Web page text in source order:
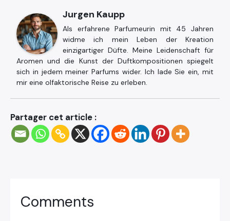
Jurgen Kaupp
Als erfahrene Parfumeurin mit 45 Jahren
widme ich mein Leben der Kreation
einzigartiger Düfte. Meine Leidenschaft für
Aromen und die Kunst der Duftkompositionen spiegelt
sich in jedem meiner Parfums wider. Ich lade Sie ein, mit
mir eine olfaktorische Reise zu erleben.
Partager cet article :
Comments